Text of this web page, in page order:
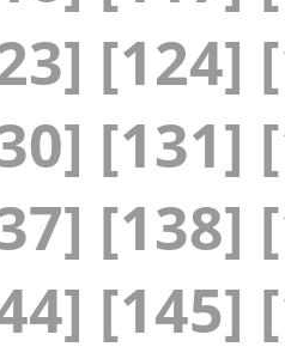
[124]
[131]
[138]
[145]